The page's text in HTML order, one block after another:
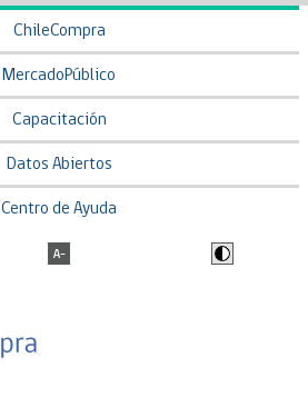
ChileCompra
MercadoPúblico
Capacitación
Datos Abiertos
Centro de Ayuda